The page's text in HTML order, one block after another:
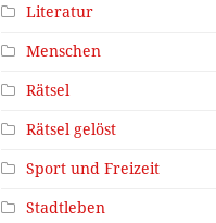
Literatur
Menschen
Rätsel
Rätsel gelöst
Sport und Freizeit
Stadtleben